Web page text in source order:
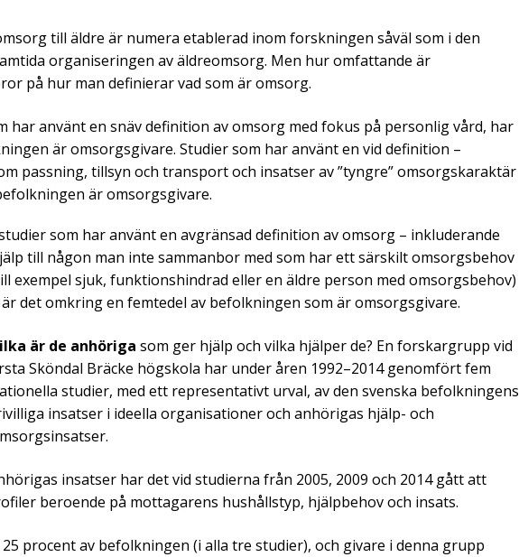
till äldre är numera etablerad inom forskningen såväl som i den
organiseringen av äldreomsorg. Men hur omfattande är
på hur man definierar vad som är omsorg.
har använt en snäv definition av omsorg med fokus på personlig vård, har
är omsorgsgivare. Studier som har använt en vid definition –
passning, tillsyn och transport och insatser av ”tyngre” omsorgskaraktär
är omsorgsgivare.
som har använt en avgränsad definition av omsorg – inkluderande
till någon man inte sammanbor med som har ett särskilt omsorgsbehov
exempel sjuk, funktionshindrad eller en äldre person med omsorgsbehov)
är det omkring en femtedel av befolkningen som är omsorgsgivare.
är de anhöriga som ger hjälp och vilka hjälper de? En forskargrupp vid
Sköndal Bräcke högskola har under åren 1992–2014 genomfört fem
studier, med ett representativt urval, av den svenska befolkningens
insatser i ideella organisationer och anhörigas hjälp- och
insatser har det vid studierna från 2005, 2009 och 2014 gått att
beroende på mottagarens hushållstyp, hjälpbehov och insats.
procent av befolkningen (i alla tre studier), och givare i denna grupp